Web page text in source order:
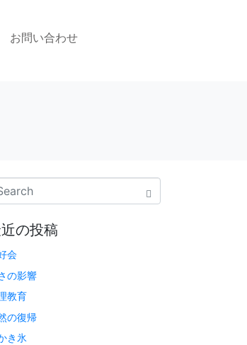
お問い合わせ
の投稿
会
の影響
教育
の復帰
き氷